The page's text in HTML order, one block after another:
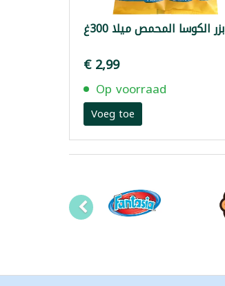
بزر الكوسا المحمص ميلا 300غ
€ 2,99
Op voorraad
Voeg toe